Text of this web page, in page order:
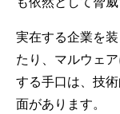
実在する企業を
たり、マルウェ
する手口は、技
面があります。